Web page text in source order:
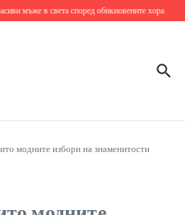
мъже в света според обикновените хора 17
модните избори на знаменитости